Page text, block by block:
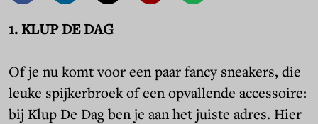
1. KLUP DE DAG
Of je nu komt voor een paar fancy sneakers, die
leuke spijkerbroek of een opvallende accessoire:
bij Klup De Dag ben je aan het juiste adres. Hier